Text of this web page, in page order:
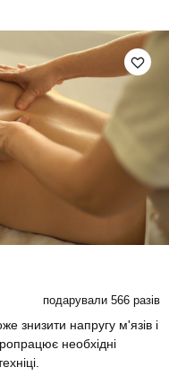
подарували 566 разів
знизити напругу м'язів і
необхідні